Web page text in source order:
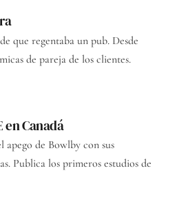
que regentaba un pub. Desde
de pareja de los clientes.
en Canadá
de Bowlby con sus
Publica los primeros estudios de